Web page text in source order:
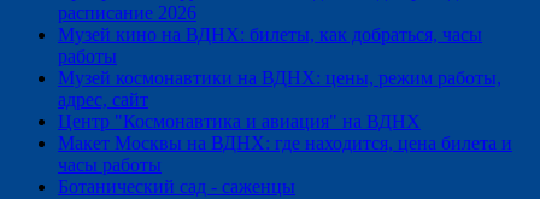
расписание 2026
Музей кино на ВДНХ: билеты, как добраться, часы
работы
Музей космонавтики на ВДНХ: цены, режим работы,
адрес, сайт
Центр "Космонавтика и авиация" на ВДНХ
Макет Москвы на ВДНХ: где находится, цена билета и
часы работы
Ботанический сад - саженцы